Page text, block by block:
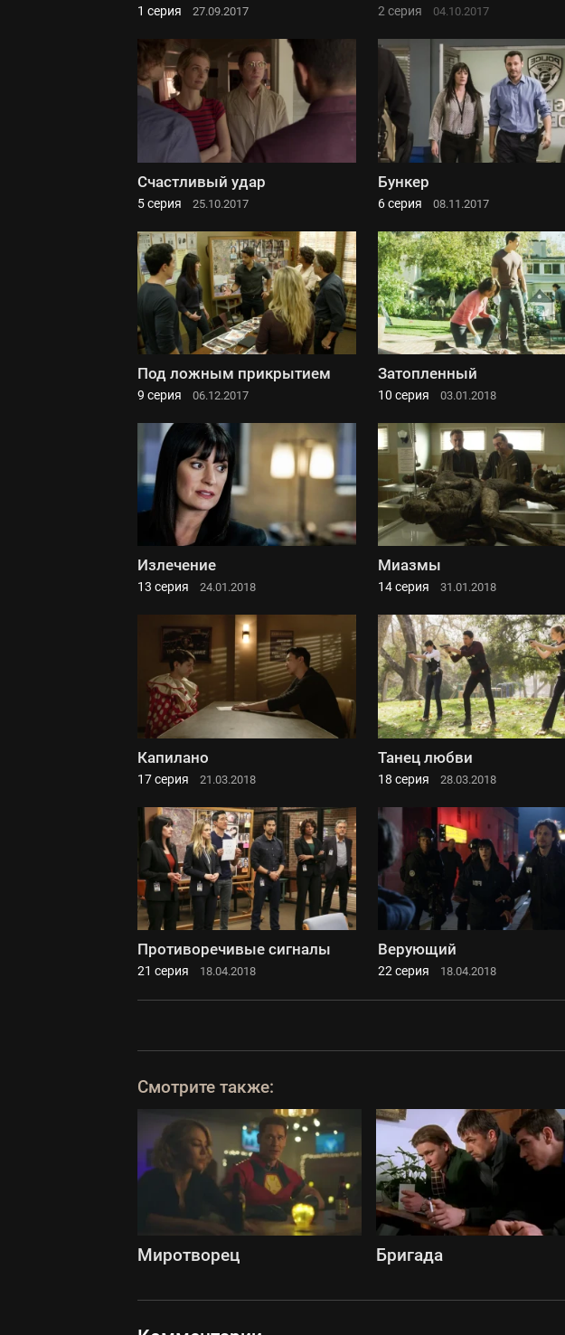
1 серия 27.09.2017 2 серия 04.10.2017
Счастливый удар
5 серия 25.10.2017
Бункер
6 серия 08.11.2017
Под ложным прикрытием
9 серия 06.12.2017
Затопленный
10 серия 03.01.2018
Излечение
13 серия 24.01.2018
Миазмы
14 серия 31.01.2018
Капилано
17 серия 21.03.2018
Танец любви
18 серия 28.03.2018
Противоречивые сигналы
21 серия 18.04.2018
Верующий
22 серия 18.04.2018
Смотрите также:
Миротворец Бригада